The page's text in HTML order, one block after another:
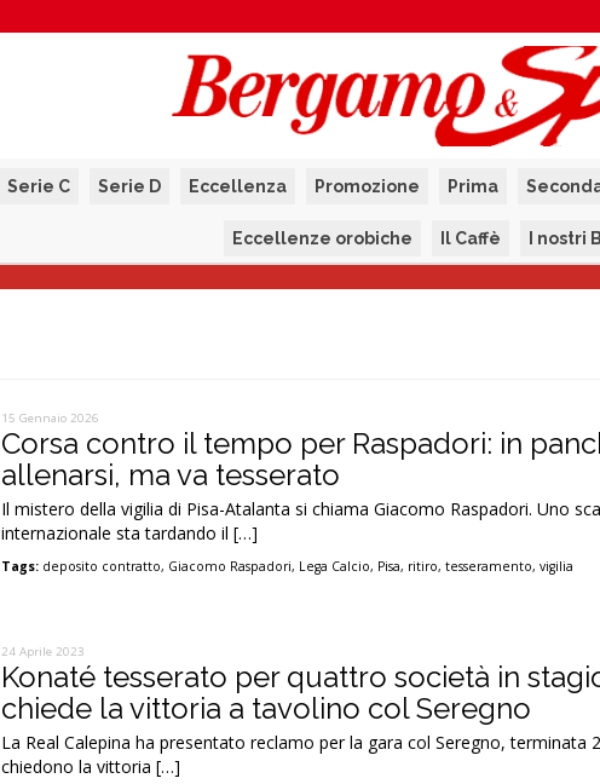
Serie C Serie D Eccellenza Promozione Prima
Eccellenze orobiche Il Caffè I nostri
15 Gennaio 2026
Corsa contro il tempo per Raspadori: in
allenarsi, ma va tesserato
Il mistero della vigilia di Pisa-Atalanta si chiama Giacomo Raspadori. Uno
internazionale sta tardando il […]
Tags: deposito contratto, Giacomo Raspadori, Lega Calcio, Pisa, ritiro,tesseramento,vigilia
24 Aprile 2023
Konaté tesserato per quattro società in
chiede la vittoria a tavolino col Seregno
La Real Calepina ha presentato reclamo per la gara col Seregno, terminata
chiedono la vittoria […]